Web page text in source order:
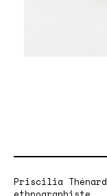
Priscilia Thénard